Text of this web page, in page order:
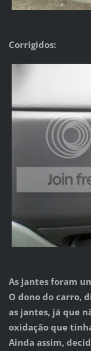
Corrigidos:
As jantes foram
O dono do carro,
as jantes, já que
oxidação que
Ainda assim,